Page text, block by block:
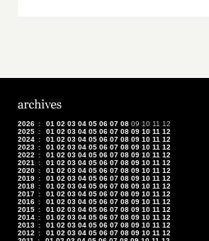
2026 : 01 02 03 04 05 06 07 08 09 10 11 12
2025 : 01 02 03 04 05 06 07 08 09 10 11 12
2024 : 01 02 03 04 05 06 07 08 09 10 11 12
2023 : 01 02 03 04 05 06 07 08 09 10 11 12
2022
: 01 02 03 04 05 06 07 08 09 10 11 12
2021
: 01 02 03 04 05 06 07 08 09 10 11 12
2020 : 01 02 03 04 05 06 07 08 09 10 11 12
2019 : 01 02 03 04 05 06 07 08 09 10 11 12
2018 : 01 02 03 04 05 06 07 08 09 10 11 12
2017 : 01 02 03 04 05 06 07 08 09 10 11 12
2016 : 01 02 03 04 05 06 07 08 09 10 11 12
2015 : 01 02 03 04 05 06 07 08 09 10 11 12
2014 : 01 02 03 04 05 06 07 08 09 10 11 12
2013 : 01 02 03 04 05 06 07 08 09 10 11 12
2012
: 01 02 03 04 05 06 07 08 09 10 11 12